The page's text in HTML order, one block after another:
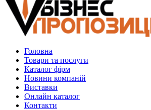
Головна
Товари та послуги
Каталог фірм
Новини компаній
Виставки
Онлайн каталог
Контакти